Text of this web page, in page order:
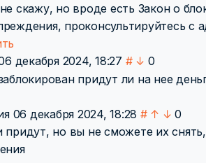
скажу, но вроде есть Закон о
проконсультируйтесь
декабря 2024, 18:27 # ↓ 0
придут ли на нее
06 декабря 2024, 18:28 # ↑ ↓ 0
придут, но вы не сможете их